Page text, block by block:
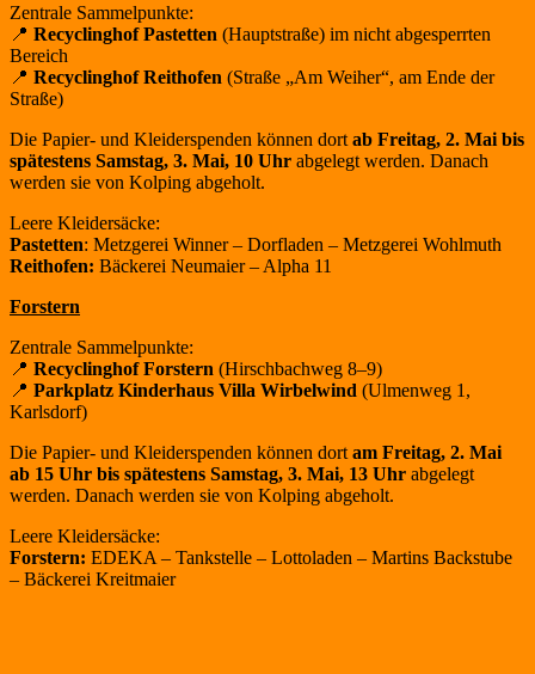
Zentrale Sammelpunkte:
📍 Recyclinghof Pastetten (Hauptstraße) im nicht abgesperrten
Bereich
📍 Recyclinghof Reithofen (Straße „Am Weiher“, am Ende der
Straße)
Die Papier- und Kleiderspenden können dort ab Freitag, 2. Mai bis
spätestens Samstag, 3. Mai, 10 Uhr abgelegt werden. Danach
werden sie von Kolping abgeholt.
Leere Kleidersäcke:
Pastetten: Metzgerei Winner – Dorfladen – Metzgerei Wohlmuth
Reithofen: Bäckerei Neumaier – Alpha 11
Forstern
Zentrale Sammelpunkte:
📍 Recyclinghof Forstern (Hirschbachweg 8–9)
📍 Parkplatz Kinderhaus Villa Wirbelwind (Ulmenweg 1,
Karlsdorf)
Die Papier- und Kleiderspenden können dort am Freitag, 2. Mai
ab 15 Uhr bis spätestens Samstag, 3. Mai, 13 Uhr abgelegt
werden. Danach werden sie von Kolping abgeholt.
Leere Kleidersäcke:
Forstern: EDEKA – Tankstelle – Lottoladen – Martins Backstube
– Bäckerei Kreitmaier